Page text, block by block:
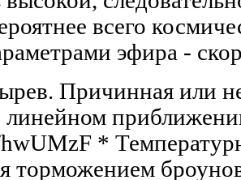
всего
эфира -
Причинная или
линейном
*
торможением